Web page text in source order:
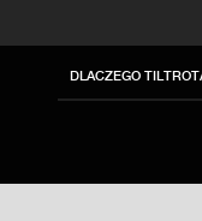
DLACZEGO
Switch to
Switch to Korea